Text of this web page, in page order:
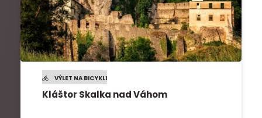
VÝLET NA BICYKLI
Kláštor Skalka nad Váhom